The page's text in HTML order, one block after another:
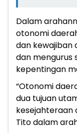
Dalam
otonomi
dan kewajiban
dan mengurus
kepentingan
“Otonomi
dua tujuan
kesejahteraan
Tito dalam